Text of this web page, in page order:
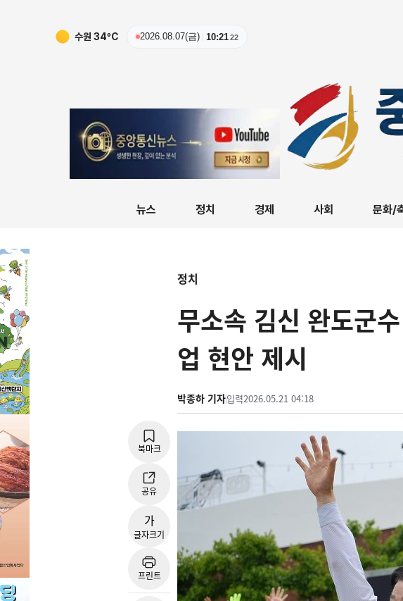
수원 34ºC 2026.08.07(금) 10:2123
뉴스 정치 경제 사회 문화/
정치
무소속 김신 완도군
업 현안 제시
박종하 기자입력2026.05.21 04:18
북마크
공유
가
글자크기
프린트